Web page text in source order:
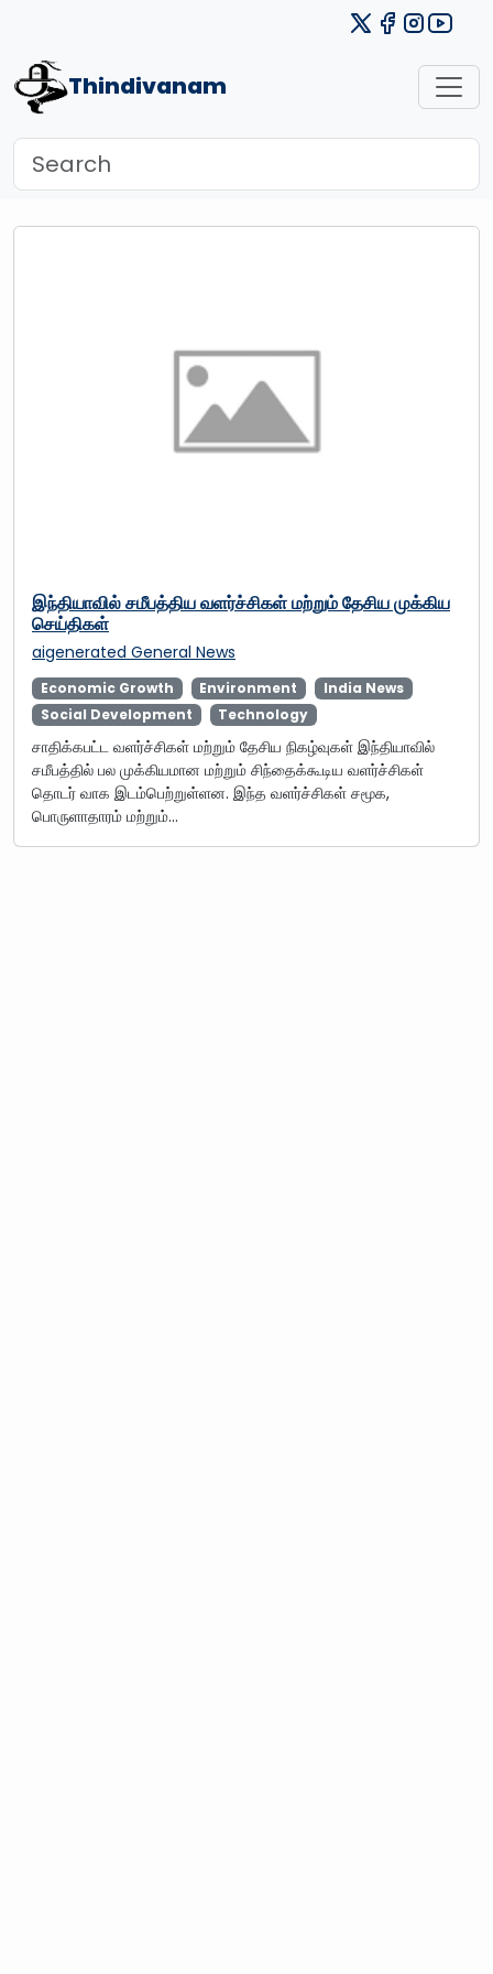
Thindivanam
இந்தியாவில் சமீபத்திய வளர்ச்சிகள் மற்றும் தேசிய முக்கிய
செய்திகள்
aigenerated General News
Economic Growth Environment
India News
Social Development
Technology
சாதிக்கபட்ட வளர்ச்சிகள் மற்றும் தேசிய நிகழ்வுகள் இந்தியாவில்
சமீபத்தில் பல முக்கியமான மற்றும் சிந்தைக்கூடிய வளர்ச்சிகள்
தொடர் வாக இடம்பெற்றுள்ளன. இந்த வளர்ச்சிகள் சமூக,
பொருளாதாரம் மற்றும்…